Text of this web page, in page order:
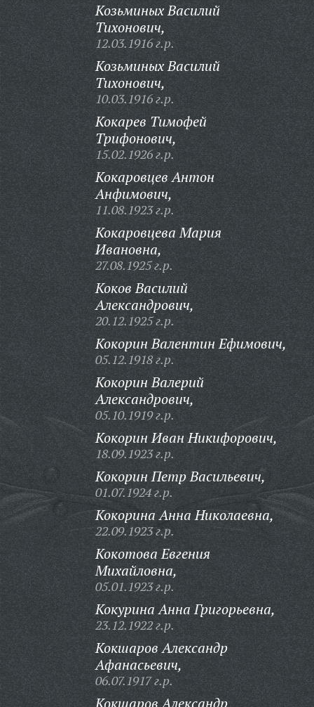
Козьминых Василий
Тихонович,
12.03.1916 г.р.
Козьминых Василий
Тихонович,
10.03.1916 г.р.
Кокарев Тимофей
Трифонович,
15.02.1926 г.р.
Кокаровцев Антон
Анфимович,
11.08.1923 г.р.
Кокаровцева Мария
Ивановна,
27.08.1925 г.р.
Коков Василий
Александрович,
20.12.1925 г.р.
Кокорин Валентин Ефимович,
05.12.1918 г.р.
Кокорин Валерий
Александрович,
05.10.1919 г.р.
Кокорин Иван Никифорович,
18.09.1923 г.р.
Кокорин Петр Васильевич,
01.07.1924 г.р.
Кокорина Анна Николаевна,
22.09.1923 г.р.
Кокотова Евгения
Михайловна,
05.01.1923 г.р.
Кокурина Анна Григорьевна,
23.12.1922 г.р.
Кокшаров Александр
Афанасьевич,
06.07.1917 г.р.
Кокшаров Александр